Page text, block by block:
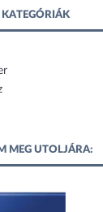
MEG UTOLJÁRA: